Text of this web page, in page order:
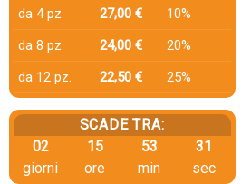
da 4 pz.
27,00 €
10%
da 8 pz.
24,00 €
20%
da 12 pz.
22,50 € 25%
SCADE TRA:
02
giorni
15
ore
53
min
31
sec